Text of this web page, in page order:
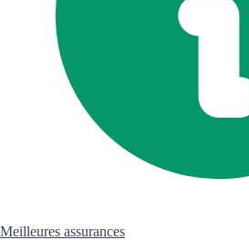
Meilleures assurances